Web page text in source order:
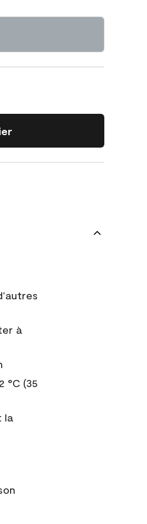
à
°C (35
la